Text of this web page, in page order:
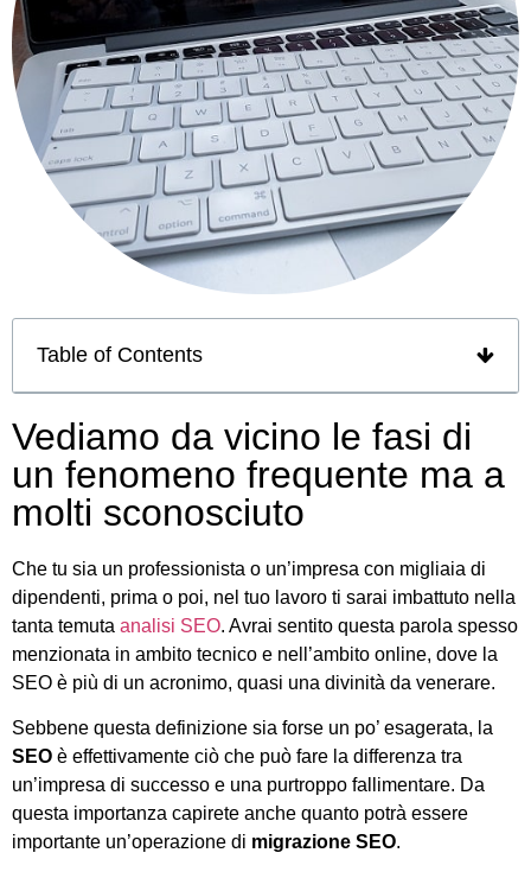
Table of Contents
Vediamo da vicino le fasi di
un fenomeno frequente ma a
molti sconosciuto
Che tu sia un professionista o un’impresa con migliaia di
dipendenti, prima o poi, nel tuo lavoro ti sarai imbattuto nella
tanta temuta analisi SEO. Avrai sentito questa parola spesso
menzionata in ambito tecnico e nell’ambito online, dove la
SEO è più di un acronimo, quasi una divinità da venerare.
Sebbene questa definizione sia forse un po’ esagerata, la
SEO è effettivamente ciò che può fare la differenza tra
un’impresa di successo e una purtroppo fallimentare. Da
questa importanza capirete anche quanto potrà essere
importante un’operazione di migrazione SEO.